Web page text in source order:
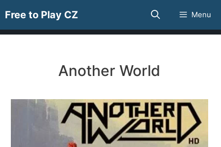
na
obsah
Free to Play CZ Menu
Another World